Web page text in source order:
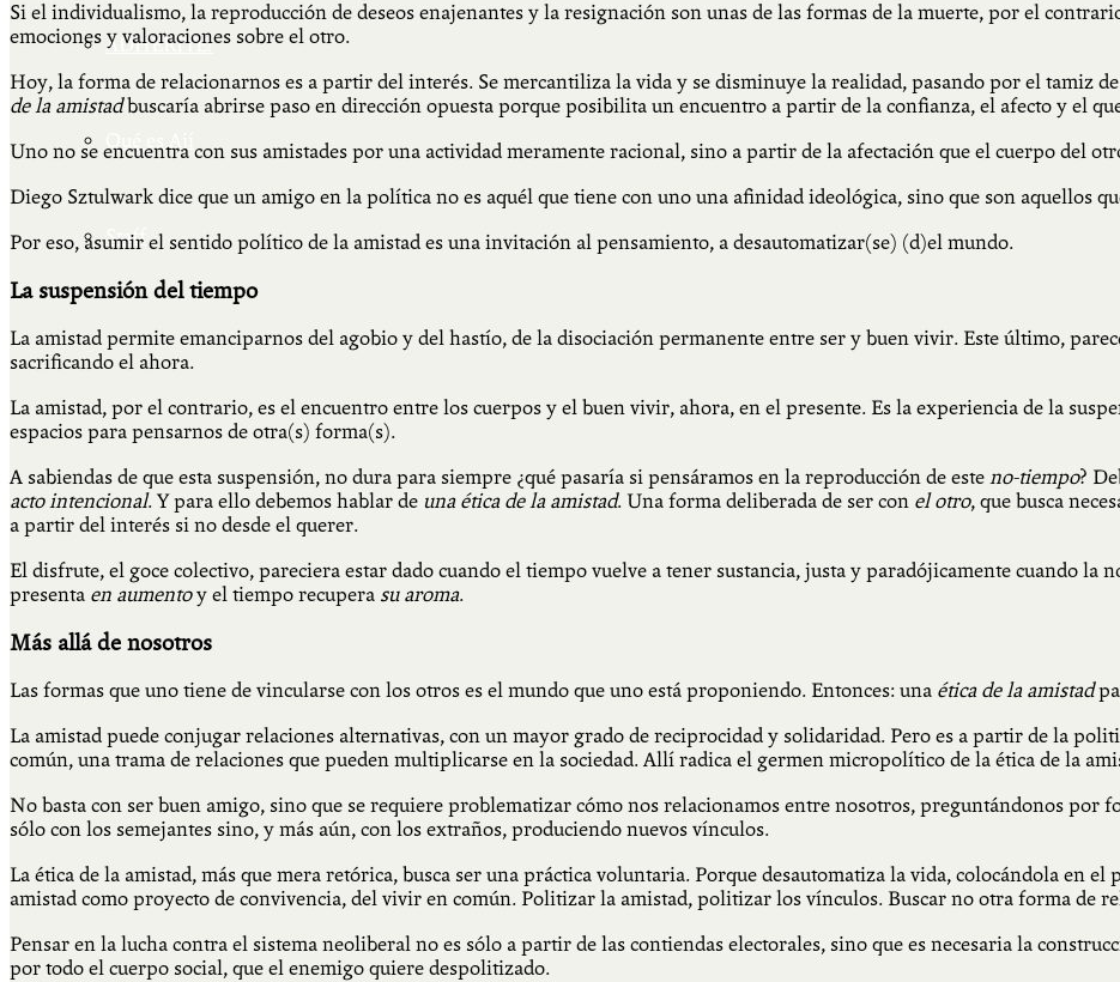
ADHERITE!
Qué es Ají
Staff
Si el individualismo, la reproducción de deseos enajenantes y la resignación son unas de las formas de la muerte, por el
emociones y valoraciones sobre el otro.
Hoy, la forma de relacionarnos es a partir del interés. Se mercantiliza la vida y se disminuye la realidad, pasando por el tamiz
de la amistadbuscaría abrirse paso en dirección opuesta porque posibilita un encuentro a partir de la confianza, el afecto y el
Uno no se encuentra con sus amistades por una actividad meramente racional, sino a partir de la afectación que el cuerpo del
Diego Sztulwark dice que un amigo en la política no es aquél que tiene con uno una afinidad ideológica, sino que son aquellos
Por eso, asumir el sentido político de la amistad es una invitación al pensamiento, a desautomatizar(se) (d)el mundo.
La suspensión del tiempo
La amistad permite emanciparnos del agobio y del hastío, de la disociación permanente entre ser y buen vivir. Este último,
sacrificando el ahora.
La amistad, por el contrario, es el encuentro entre los cuerpos y el buen vivir, ahora, en el presente. Es la experiencia de la
espacios para pensarnos de otra(s) forma(s).
A sabiendas de que esta suspensión, no dura para siempre ¿qué pasaría si pensáramos en la reproducción de este no-tiempo?
acto intencional. Y para ello debemos hablar de una ética de la amistad. Una forma deliberada de ser con el otro, que busca
a partir del interés si no desde el querer.
El disfrute, el goce colectivo, pareciera estar dado cuando el tiempo vuelve a tener sustancia, justa y paradójicamente cuando la
presenta en aumentoy el tiempo recupera su aroma.
Más allá de nosotros
Las formas que uno tiene de vincularse con los otros es el mundo que uno está proponiendo. Entonces: una ética de la amistad
La amistad puede conjugar relaciones alternativas, con un mayor grado de reciprocidad y solidaridad. Pero es a partir de la
común, una trama de relaciones que pueden multiplicarse en la sociedad. Allí radica el germen micropolítico de la ética de la
No basta con ser buen amigo, sino que se requiere problematizar cómo nos relacionamos entre nosotros, preguntándonos por
sólo con los semejantes sino, y más aún, con los extraños, produciendo nuevos vínculos.
La ética de la amistad, más que mera retórica, busca ser una práctica voluntaria. Porque desautomatiza la vida, colocándola en
amistad como proyecto de convivencia, del vivir en común. Politizar la amistad, politizar los vínculos. Buscar no otra forma de
Pensar en la lucha contra el sistema neoliberal no es sólo a partir de las contiendas electorales, sino que es necesaria la
por todo el cuerpo social, que el enemigo quiere despolitizado.